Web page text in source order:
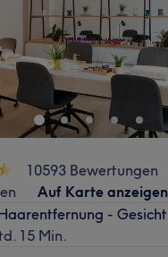
10593 Bewertungen
Auf Karte anzeigen
- Gesicht
15 Min.